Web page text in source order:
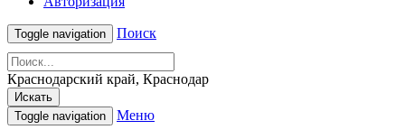
Toggle navigation Поиск
Краснодарский край, Краснодар
Искать
Toggle navigation
Меню